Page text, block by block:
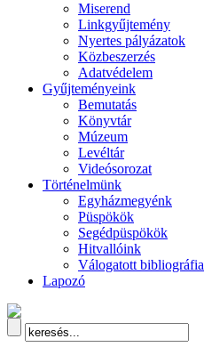
Miserend
Linkgyűjtemény
Nyertes pályázatok
Közbeszerzés
Adatvédelem
Gyűjteményeink
Bemutatás
Könyvtár
Múzeum
Levéltár
Videósorozat
Történelmünk
Egyházmegyénk
Püspökök
Segédpüspökök
Hitvallóink
Válogatott bibliográfia
Lapozó